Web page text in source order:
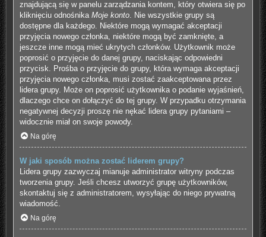
znajdującą się w panelu zarządzania kontem, który otwiera się po
kliknięciu odnośnika Moje konto. Nie wszystkie grupy są
dostępne dla każdego. Niektóre mogą wymagać akceptacji
przyjęcia nowego członka, niektóre mogą być zamknięte, a
jeszcze inne mogą mieć ukrytych członków. Użytkownik może
poprosić o przyjęcie do danej grupy, naciskając odpowiedni
przycisk. Prośba o przyjęcie do grupy, która wymaga akceptacji
przyjęcia nowego członka, musi zostać zaakceptowana przez
lidera grupy. Może on poprosić użytkownika o podanie wyjaśnień,
dlaczego chce on dołączyć do tej grupy. W przypadku otrzymania
negatywnej decyzji proszę nie nękać lidera grupy pytaniami –
widocznie miał on swoje powody.
Na górę
W jaki sposób można zostać liderem grupy?
Lidera grupy zazwyczaj mianuje administrator witryny podczas
tworzenia grupy. Jeśli chcesz utworzyć grupę użytkowników,
skontaktuj się z administratorem, wysyłając do niego prywatną
wiadomość.
Na górę